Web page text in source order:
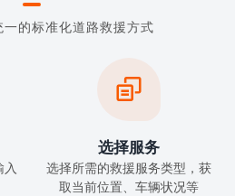
的标准化道路救援方式

选择服务
选择所需的救援服务类型，获
取当前位置、车辆状况等